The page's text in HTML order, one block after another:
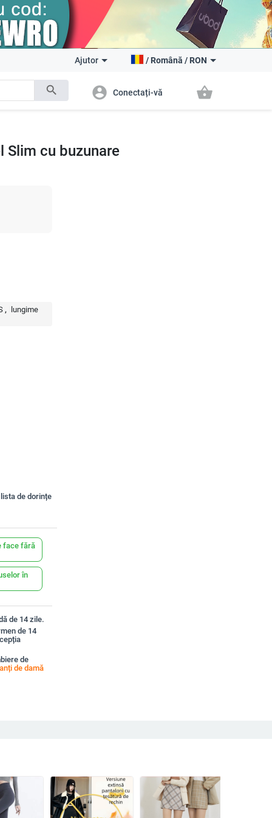
search
Ajutor / Română / RON
account_circle Conectați-vă shopping_basket
cu buzunare
lungime
de dorințe
face fără
în
de 14 zile.
de 14
de
de damă